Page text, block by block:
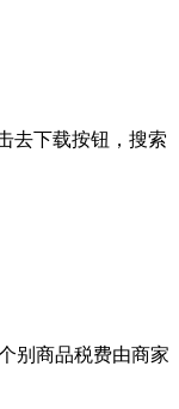
去下载按钮，搜索
别商品税费由商家